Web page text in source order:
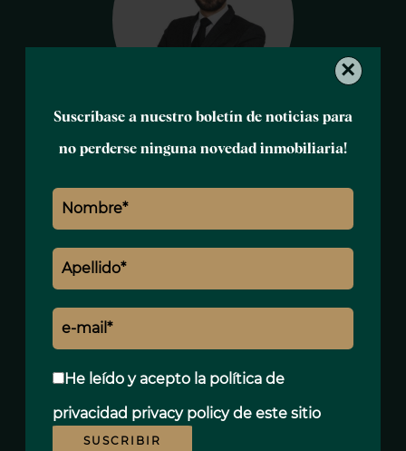
Suscríbase a nuestro boletín de noticias para
no perderse ninguna novedad inmobiliaria!
He leído y acepto la política de
privacidad privacy policyde este sitio
SUSCRIBIR
×
David MALEK
david.malek@polo-properties.com
Apellido *